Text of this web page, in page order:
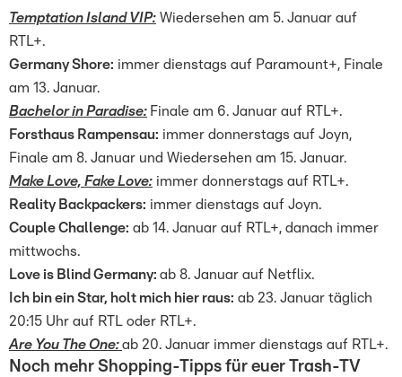
Temptation Island VIP: Wiedersehen am 5. Januar auf
RTL+.
Germany Shore: immer dienstags auf Paramount+, Finale
am 13. Januar.
Bachelor in Paradise: Finale am 6. Januar auf RTL+.
Forsthaus Rampensau: immer donnerstags auf Joyn,
Finale am 8. Januar und Wiedersehen am 15. Januar.
Make Love, Fake Love: immer donnerstags auf RTL+.
Reality Backpackers: immer dienstags auf Joyn.
Couple Challenge: ab 14. Januar auf RTL+, danach immer
mittwochs.
Love is Blind Germany: ab 8. Januar auf Netflix.
Ich bin ein Star, holt mich hier raus: ab 23. Januar täglich
20:15 Uhr auf RTL oder RTL+.
Are You The One:ab 20. Januar immer dienstags auf RTL+.
Noch mehr Shopping-Tipps für euer Trash-TV